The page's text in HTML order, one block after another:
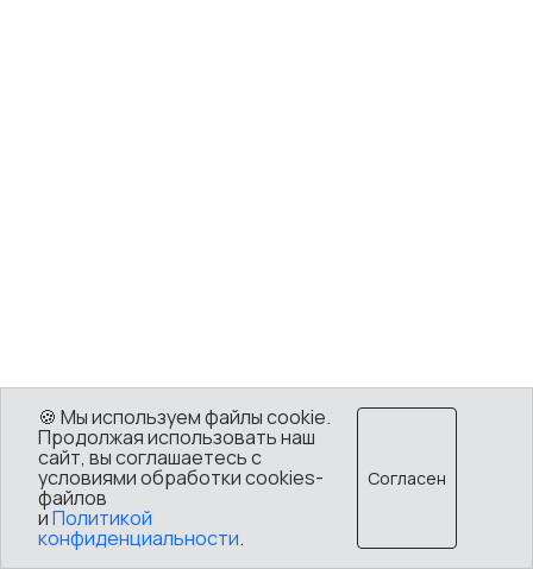
🍪 Мы используем файлы cookie.
Продолжая использовать наш
сайт, вы соглашаетесь с
условиями обработки cookies-
файлов
иПолитикой
конфиденциальности.
Согласен